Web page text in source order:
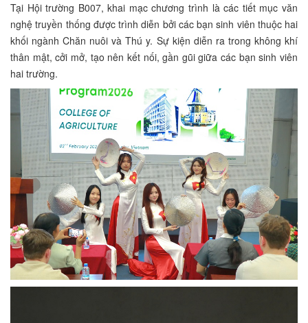
Tại Hội trường B007, khai mạc chương trình là các tiết mục văn
nghệ truyền thống được trình diễn bởi các bạn sinh viên thuộc hai
khối ngành Chăn nuôi và Thú y. Sự kiện diễn ra trong không khí
thân mật, cởi mở, tạo nên kết nối, gần gũi giữa các bạn sinh viên
hai trường.